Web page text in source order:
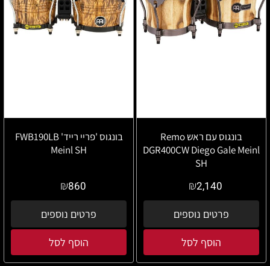
בונגוס עם ראש Remo
DGR400CW Diego Gale Meinl
SH
₪2,140
פרטים נוספים
הוסף לסל
בונגוס 'פריי רייד' FWB190LB
Meinl SH
₪860
פרטים נוספים
הוסף לסל